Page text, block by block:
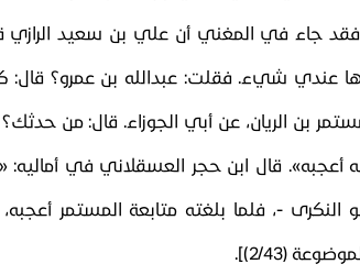
جاء في المغني أن علي بن سعيد الرازي
عندي شيء. فقلت: عبدالله بن عمرو؟ قال:
بن الريان، عن أبي الجوزاء. قال: من
أعجبه». قال ابن حجر العسقلاني في أماليه:
-، فلما بلغته متابعة المستمر
(2/43)]
.